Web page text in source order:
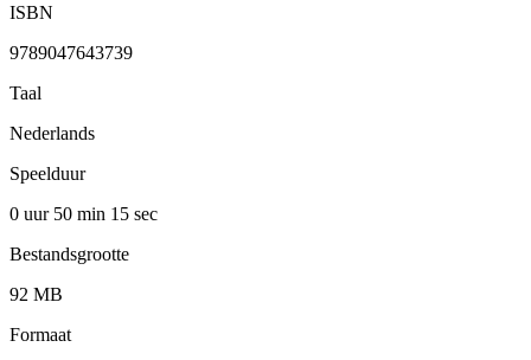
ISBN
9789047643739
Taal
Nederlands
Speelduur
0 uur 50 min 15 sec
Bestandsgrootte
92 MB
Formaat